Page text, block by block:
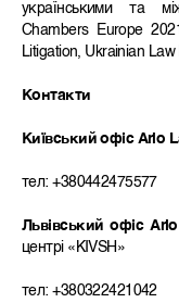
українськими та
Chambers Europe
Litigation, Ukrainian
Контакти
Київський офіс Ario
тел: +380442475577
Львівський офіс
центрі «KIVSH»
тел: +380322421042